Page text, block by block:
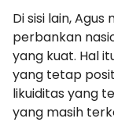
Di sisi lain,
perbankan
yang kuat. Hal
yang tetap
likuiditas yang
yang masih